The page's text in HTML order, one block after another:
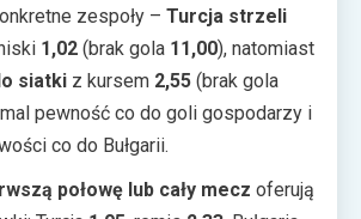
zespoły – Turcja strzeli
1,02 (brak gola 11,00), natomiast
siatki z kursem 2,55 (brak gola
pewność co do goli gospodarzy i
co do Bułgarii.
połowę lub cały mecz oferują